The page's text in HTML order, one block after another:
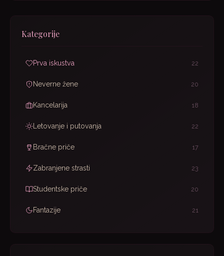
Kategorije
Prva iskustva 22
Neverne žene 20
Kancelarija 18
Letovanje i putovanja 22
Bračne priče 17
Zabranjene strasti 23
Studentske priče 20
Fantazije 21